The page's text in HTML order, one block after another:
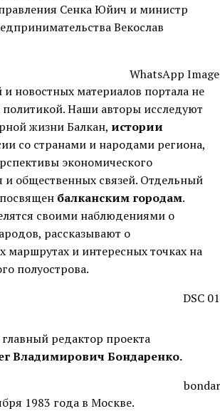
Сенка Юйич и министр
Векослав
и новостных материалов портала не
политикой. Наши авторы исследуют
жизни Балкан, истории
со странами и народами региона,
экономического
и общественных связей. Отдельный
балканским городам.
своими наблюдениями о
рассказывают о
маршрутах и интересных точках на
полуострова.
редактор проекта
Владимирович Бондаренко.
1983 года в Москве.